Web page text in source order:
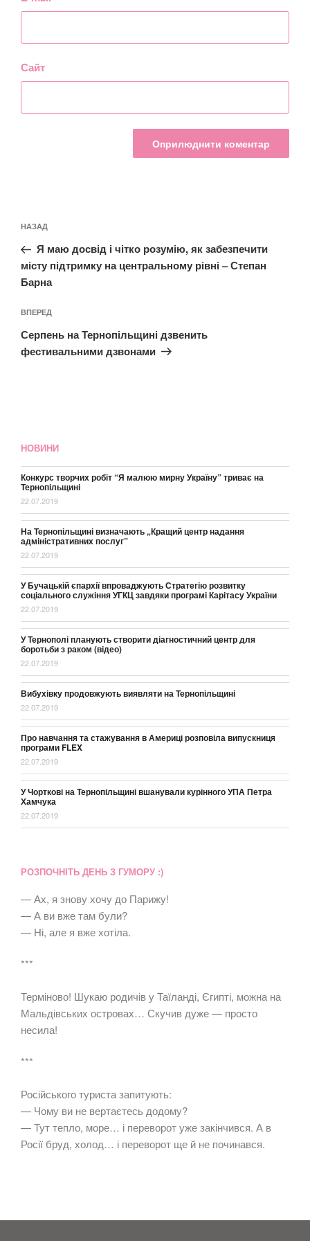
Сайт
записів
Попередній
запис:
НАЗАД
Я маю досвід і чітко розумію, як забезпечити
місту підтримку на центральному рівні – Степан
Барна
Наступний
запис
ВПЕРЕД
Серпень на Тернопільщині дзвенить
фестивальними дзвонами
НОВИНИ
Конкурс творчих робіт “Я малюю мирну Україну” триває на
Тернопільщині
22.07.2019
На Тернопільщині визначають „Кращий центр надання
адміністративних послуг”
22.07.2019
У Бучацькій єпархії впроваджують Стратегію розвитку
соціального служіння УГКЦ завдяки програмі Карітасу України
22.07.2019
У Тернополі планують створити діагностичний центр для
боротьби з раком (відео)
22.07.2019
Вибухівку продовжують виявляти на Тернопільщині
22.07.2019
Про навчання та стажування в Америці розповіла випускниця
програми FLEX
22.07.2019
У Чорткові на Тернопільщині вшанували курінного УПА Петра
Хамчука
22.07.2019
РОЗПОЧНІТЬ ДЕНЬ З ГУМОРУ :)
— Ах, я знову хочу до Парижу!
— А ви вже там були?
— Ні, але я вже хотіла.
***
Терміново! Шукаю родичів у Таїланді, Єгипті, можна на
Мальдівських островах… Скучив дуже — просто
несила!
***
Російського туриста запитують:
— Чому ви не вертаєтесь додому?
— Тут тепло, море… і переворот уже закінчився. А в
Росії бруд, холод… і переворот ще й не починався.